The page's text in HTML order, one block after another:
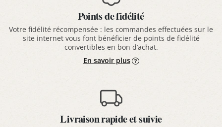
Points de fidélité
Votre fidélité récompensée : les commandes effectuées sur le
site internet vous font bénéficier de points de fidélité
convertibles en bon d’achat.
En savoir plus
Livraison rapide et suivie